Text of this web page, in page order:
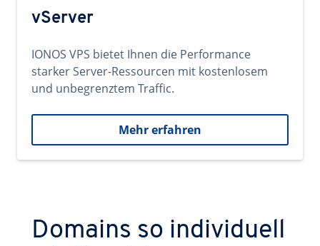
vServer
IONOS VPS bietet Ihnen die Performance
starker Server-Ressourcen mit kostenlosem
und unbegrenztem Traffic.
Mehr erfahren
Domains so individuell